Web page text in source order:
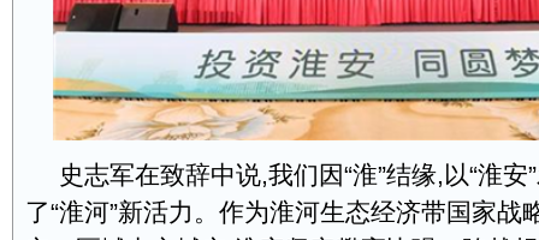
史志军在致辞中说,我们因“淮”结缘,以“淮安
了“淮河”新活力。作为淮河生态经济带国家战